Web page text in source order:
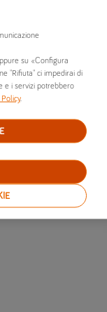
modelli:
su «Configura
"Rifiuta" ci impedirai di
e i servizi potrebbero
.